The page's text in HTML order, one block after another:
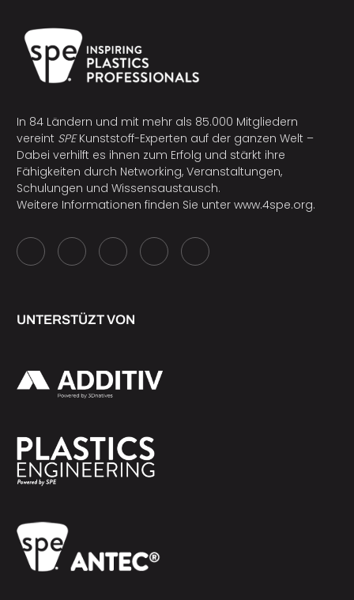
In 84 Ländern und mit mehr als 85.000 Mitgliedern
vereint SPEKunststoff-Experten auf der ganzen Welt –
Dabei verhilft es ihnen zum Erfolg und stärkt ihre
Fähigkeiten durch Networking, Veranstaltungen,
Schulungen und Wissensaustausch.
Weitere Informationen finden Sie unter www.4spe.org.
UNTERSTÜZT VON